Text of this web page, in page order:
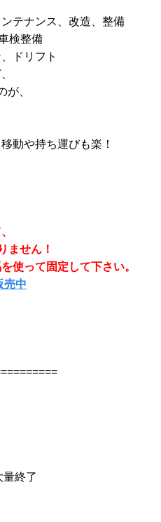
テナンス、改造、整備
検整備
ドリフト
が、
動や持ち運びも楽！
ません！
使って固定して下さい。
売中
終了